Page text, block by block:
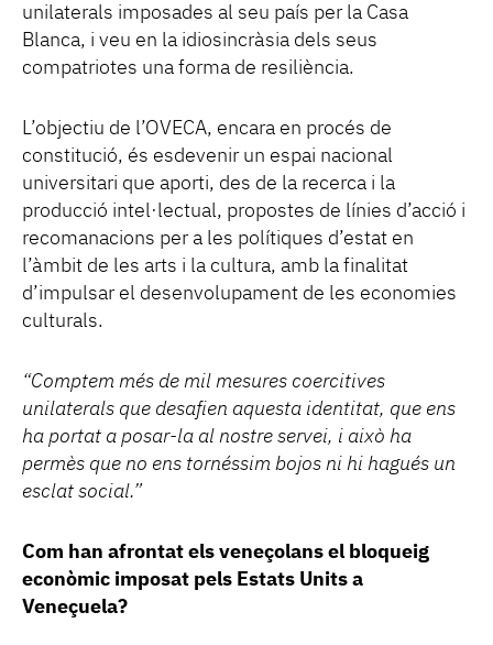
unilaterals imposades al seu país per la Casa
Blanca, i veu en la idiosincràsia dels seus
compatriotes una forma de resiliència.
L’objectiu de l’OVECA, encara en procés de
constitució, és esdevenir un espai nacional
universitari que aporti, des de la recerca i la
producció intel·lectual, propostes de línies d’acció i
recomanacions per a les polítiques d’estat en
l’àmbit de les arts i la cultura, amb la finalitat
d’impulsar el desenvolupament de les economies
culturals.
“Comptem més de mil mesures coercitives
unilaterals que desafien aquesta identitat, que ens
ha portat a posar-la al nostre servei, i això ha
permès que no ens tornéssim bojos ni hi hagués un
esclat social.”
Com han afrontat els veneçolans el bloqueig
econòmic imposat pels Estats Units a
Veneçuela?